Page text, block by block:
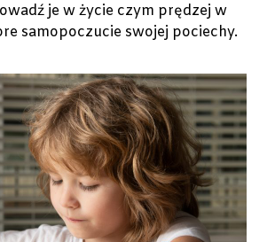
je w życie czym prędzej w
samopoczucie swojej pociechy.